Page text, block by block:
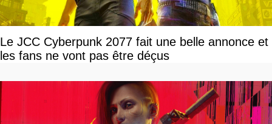
Le JCC Cyberpunk 2077 fait une belle annonce et
les fans ne vont pas être déçus